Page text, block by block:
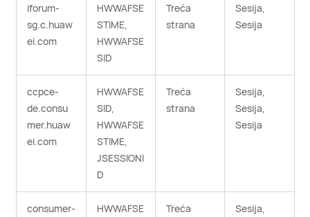
iforum-
sg.c.huaw
ei.com
HWWAFSE
STIME,
HWWAFSE
SID
Treća
strana
Sesija,
Sesija
ccpce-
de.consu
mer.huaw
ei.com
HWWAFSE
SID,
HWWAFSE
STIME,
JSESSIONI
D
Treća
strana
Sesija,
Sesija,
Sesija
consumer- HWWAFSE Treća Sesija,